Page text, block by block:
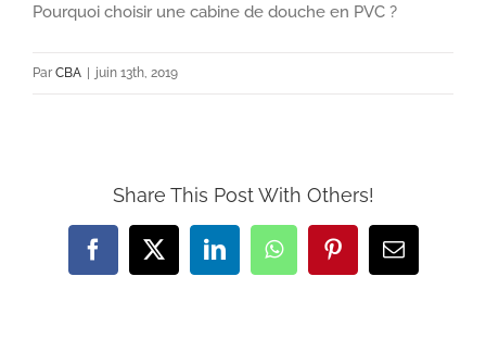
Pourquoi choisir une cabine de douche en PVC ?
Par CBA | juin 13th, 2019
Share This Post With Others!
Facebook
X LinkedInWhatsAppPinterestEmail